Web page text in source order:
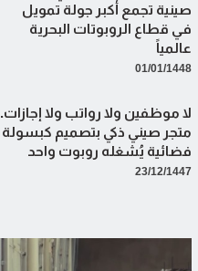
صينية تجمع أكبر جولة تمويل
في قطاع الروبوتات البحرية
عالمياً
01/01/1448
لا موظفين ولا رواتب ولا إجازات.
متجر صيني ذكي بتصميم كبسولة
فضائية يُشغله روبوت واحد
23/12/1447